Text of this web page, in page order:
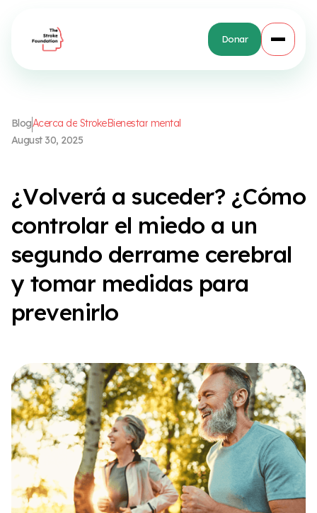
Donar
BlogAcerca de StrokeBienestar mental
August 30, 2025
¿Volverá a suceder? ¿Cómo
controlar el miedo a un
segundo derrame cerebral
y tomar medidas para
prevenirlo